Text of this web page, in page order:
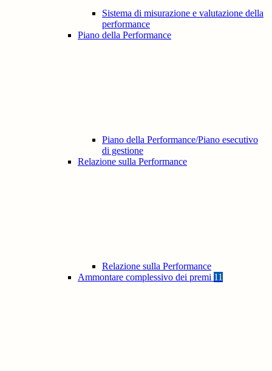
Sistema di misurazione e valutazione della
performance
Piano della Performance
Piano della Performance/Piano esecutivo
di gestione
Relazione sulla Performance
Relazione sulla Performance
Ammontare complessivo dei premi 11